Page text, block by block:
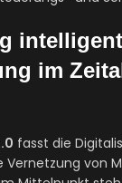
im
fasst die
Vernetzung von